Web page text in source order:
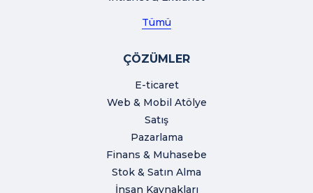
Tümü
ÇÖZÜMLER
E-ticaret
Web & Mobil Atölye
Satış
Pazarlama
Finans & Muhasebe
Stok & Satın Alma
İnsan Kaynakları